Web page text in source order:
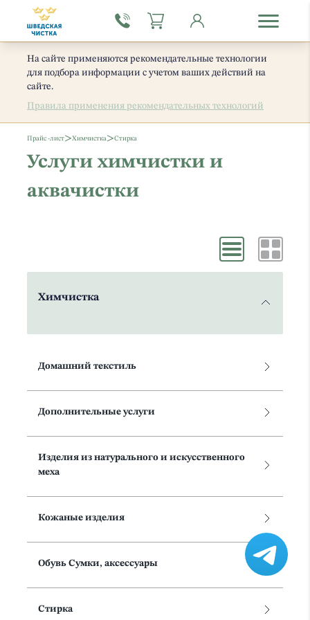
На сайте применяются рекомендательные технологии
для подбора информации с учетом ваших действий на
сайте.
Правила применения рекомендательных технологий
Прайс -лист>Химчистка>Стирка
Услуги химчистки и
аквачистки
Химчистка
Домашний текстиль
Дополнительные услуги
Изделия из натурального и искусственного
меха
Кожаные изделия
Обувь Сумки, аксессуары
Стирка